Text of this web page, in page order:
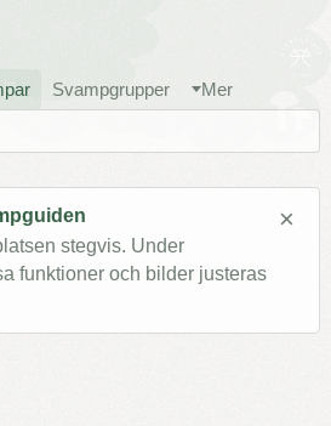
Svampgrupper Mer
stegvis. Under
funktioner och bilder justeras
×